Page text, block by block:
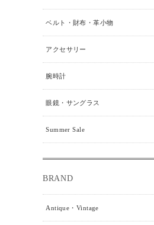
ベルト・財布・革小物
アクセサリー
腕時計
眼鏡・サングラス
Summer Sale
BRAND
Antique・Vintage